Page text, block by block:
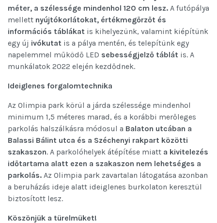
méter, a szélessége mindenhol 120 cm lesz. A futópálya
mellett nyújtókorlátokat, értékmegőrzőt és
információs táblákat is kihelyezünk, valamint kiépítünk
egy új ivókutat is a pálya mentén, és telepítünk egy
napelemmel működő LED sebességjelző táblát is. A
munkálatok 2022 elején kezdődnek.
Ideiglenes forgalomtechnika
Az Olimpia park körül a járda szélessége mindenhol
minimum 1,5 méteres marad, és a korábbi merőleges
parkolás halszálkásra módosul a Balaton utcában a
Balassi Bálint utca és a Széchenyi rakpart közötti
szakaszon. A parkolóhelyek átépítése miatt a kivitelezés
időtartama alatt ezen a szakaszon nem lehetséges a
parkolás. Az Olimpia park zavartalan látogatása azonban
a beruházás ideje alatt ideiglenes burkolaton keresztül
biztosított lesz.
Köszönjük a türelmüket!